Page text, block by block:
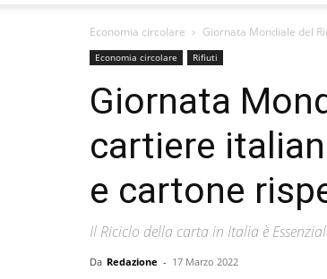
Economia circolare Giornata Mondiale del
Economia circolare Rifiuti
Giornata
cartiere
e cartone
Il Riciclo della carta in Italia è
Da Redazione - 17 Marzo 2022